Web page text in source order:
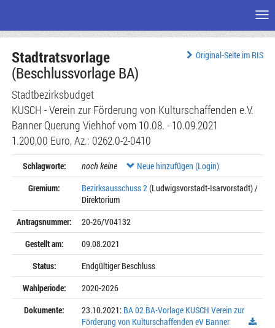
Seiteninhalt
Original-Seite im RIS
Stadtratsvorlage
(Beschlussvorlage BA)
Stadtbezirksbudget
KUSCH - Verein zur Förderung von Kulturschaffenden e.V.
Banner Querung Viehhof vom 10.08. - 10.09.2021
1.200,00 Euro, Az.: 0262.0-2-0410
Schlagworte: noch keine
Neue hinzufügen (Login)
Gremium:
Bezirksausschuss 2(Ludwigsvorstadt-Isarvorstadt) /
Direktorium
Antragsnummer:
20-26/V04132
Gestellt am:
09.08.2021
Status:
Endgültiger Beschluss
Wahlperiode:
2020-2026
Dokumente:
23.10.2021: BA 02 BA-Vorlage KUSCH Verein zur
Förderung von Kulturschaffenden eV Banner